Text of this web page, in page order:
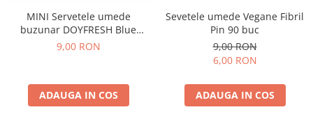
MINI Servetele umede
buzunar DOYFRESH Blue
Sensitive – 8 pachete x 8
9,00 RON
ADAUGA IN COS
Sevetele umede Vegane Fibril
Pin 90 buc
9,00 RON
6,00 RON
ADAUGA IN COS